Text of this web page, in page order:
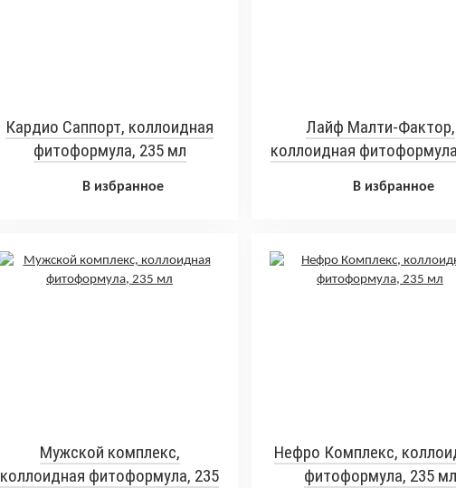
Кардио Саппорт, коллоидная
фитоформула, 235 мл
В избранное
Лайф Малти-Фактор,
коллоидная
В избранное
Мужской комплекс,
коллоидная фитоформула, 235
Нефро Комплекс,
фитоформула, 235 мл